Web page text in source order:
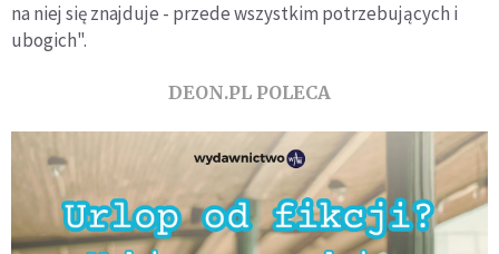
na niej się znajduje - przede wszystkim potrzebujących i
ubogich".
DEON.PL POLECA